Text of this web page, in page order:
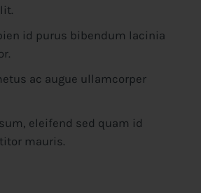
id purus bibendum lacinia
ac augue ullamcorper
eleifend sed quam id
mauris.